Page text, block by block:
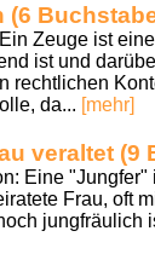
(6
Zeuge ist
ist und
rechtlichen
da... [mehr]
veraltet (9
Eine "Jungfer"
Frau, oft
jungfräulich